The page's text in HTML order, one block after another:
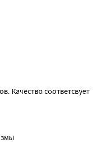
Качество соответсвует